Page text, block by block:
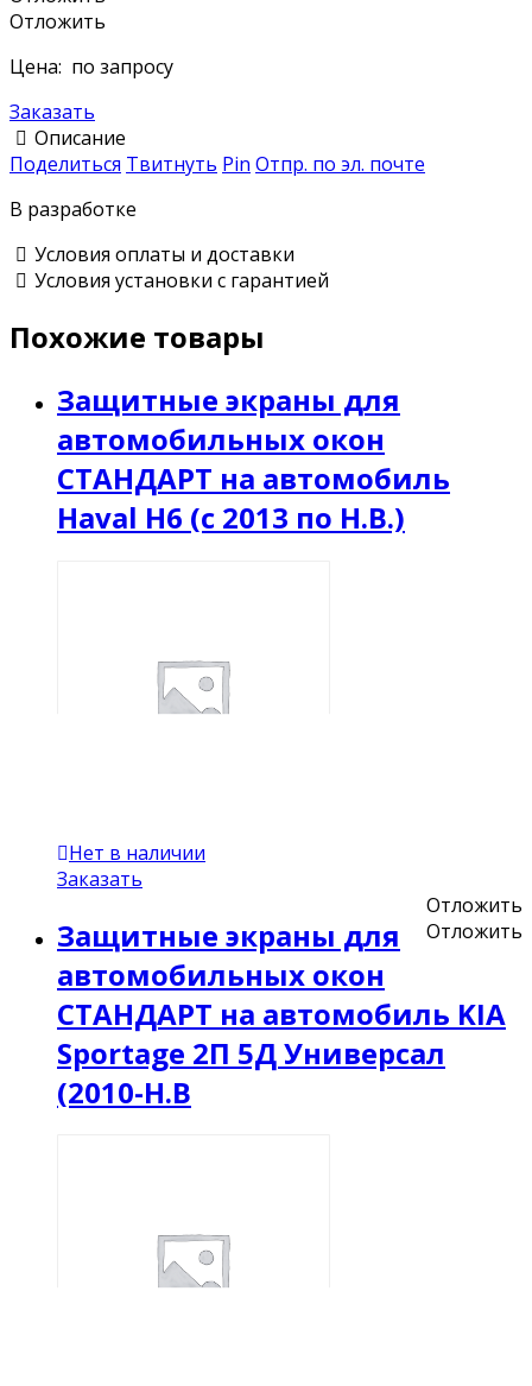
Отложить
Цена: по запросу
Заказать
Описание
Поделиться Твитнуть Pin Отпр. по эл. почте
В разработке
Условия оплаты и доставки
Условия установки с гарантией
Похожие товары
Защитные экраны для
автомобильных окон
СТАНДАРТ на автомобиль
Haval H6 (с 2013 по Н.В.)
Нет в наличии
Заказать
Отложить
Отложить
Защитные экраны для
автомобильных окон
СТАНДАРТ на автомобиль KIA
Sportage 2П 5Д Универсал
(2010-Н.В